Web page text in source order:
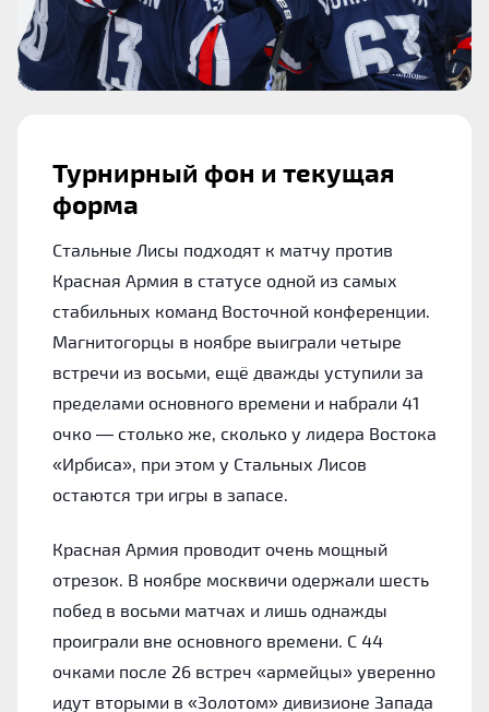
Турнирный фон и текущая
форма
Стальные Лисы подходят к матчу против
Красная Армия в статусе одной из самых
стабильных команд Восточной конференции.
Магнитогорцы в ноябре выиграли четыре
встречи из восьми, ещё дважды уступили за
пределами основного времени и набрали 41
очко — столько же, сколько у лидера Востока
«Ирбиса», при этом у Стальных Лисов
остаются три игры в запасе.
Красная Армия проводит очень мощный
отрезок. В ноябре москвичи одержали шесть
побед в восьми матчах и лишь однажды
проиграли вне основного времени. С 44
очками после 26 встреч «армейцы» уверенно
идут вторыми в «Золотом» дивизионе Запада